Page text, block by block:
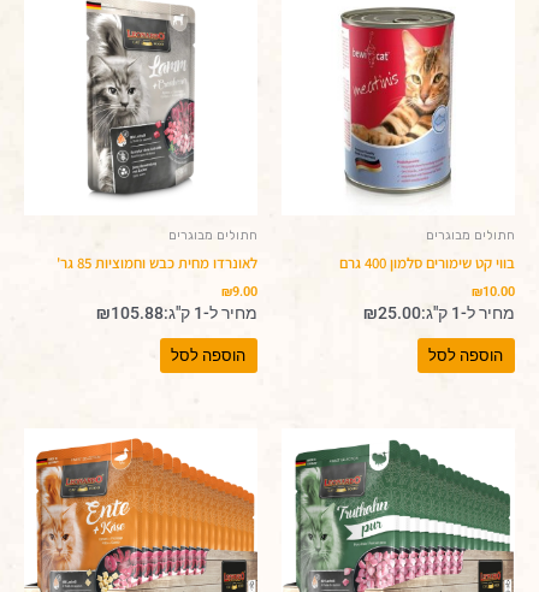
חתולים מבוגרים
בווי קט שימורים סלמון 400 גרם
₪10.00
מחיר ל-1 ק"ג: ₪25.00
הוספה לסל
חתולים מבוגרים
לאונרדו מחית כבש וחמוציות 85 גר'
₪9.00
מחיר ל-1 ק"ג: ₪105.88
הוספה לסל